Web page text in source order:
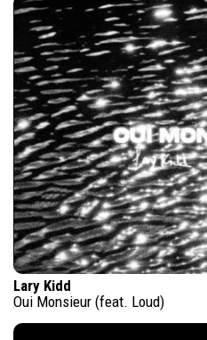
Lary Kidd
Oui Monsieur (feat. Loud)